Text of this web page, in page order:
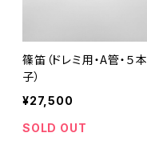
篠笛（ドレミ用・A管・５
子）
¥27,500
SOLD OUT